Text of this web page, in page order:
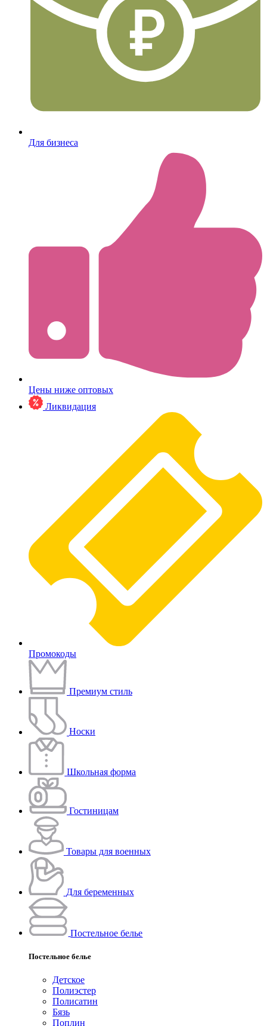
Для бизнеса
Цены ниже оптовых
Ликвидация
Промокоды
Премиум стиль
Носки
Школьная форма
Гостиницам
Товары для военных
Для беременных
Постельное белье
Постельное белье
Детское
Полиэстeр
Полисатин
Бязь
Поплин